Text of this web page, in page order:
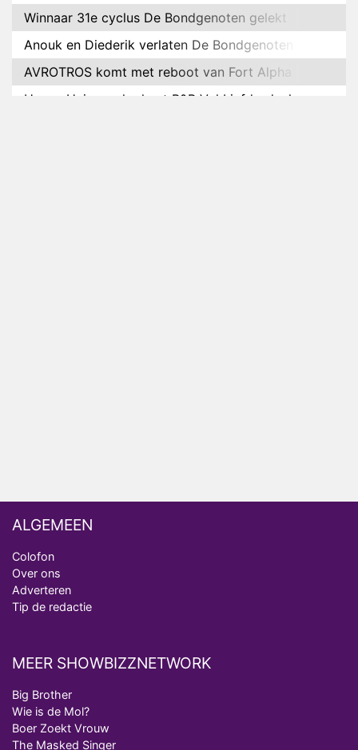
Winnaar 31e cyclus De Bondgenoten gelekt
Anouk en Diederik verlaten De Bondgenoten
AVROTROS komt met reboot van Fort Alpha
Henny Huisman herkent B&B Vol Liefde-deelnemer
ALGEMEEN
Colofon
Over ons
Adverteren
Tip de redactie
MEER SHOWBIZZNETWORK
Big Brother
Wie is de Mol?
Boer Zoekt Vrouw
The Masked Singer